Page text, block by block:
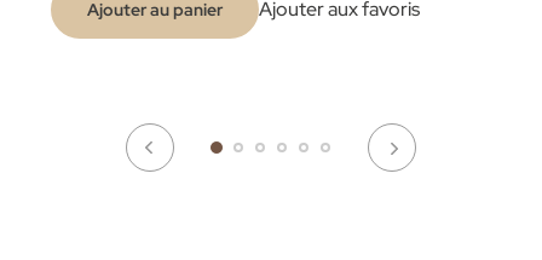
Ajouter au panier Ajouter aux favoris